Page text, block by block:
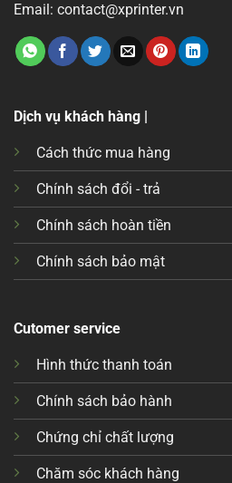
Email: contact@xprinter.vn
Dịch vụ khách hàng |
Cách thức mua hàng
Chính sách đổi - trả
Chính sách hoàn tiền
Chính sách bảo mật
Cutomer service
Hình thức thanh toán
Chính sách bảo hành
Chứng chỉ chất lượng
Chăm sóc khách hàng